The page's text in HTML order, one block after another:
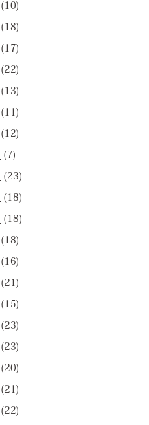
(10)
(18)
(17)
(22)
(13)
(11)
(12)
(7)
(23)
(18)
(18)
(18)
(16)
(21)
(15)
(23)
(23)
(20)
(21)
(22)